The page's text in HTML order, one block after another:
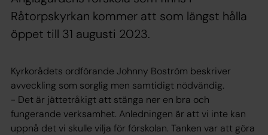
Råtorpskyrkan kommer att som längst hålla
öppet till 31 augusti 2023.
Kyrkorådets ordförande Johnny Boström beskriver
avveckling som sorglig men samtidigt nödvändig.
- Det är jättetråkigt att stänga ner en bra och
fungerande verksamhet. Anledningen är att vi inte kan
uppnå det vi skulle vilja för förskolan. Tanken var att göra